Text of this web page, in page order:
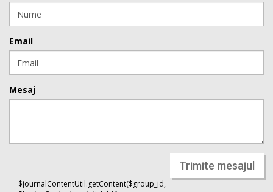
Email
Mesaj
Trimite mesajul
$journalContentUtil.getContent($group_id,